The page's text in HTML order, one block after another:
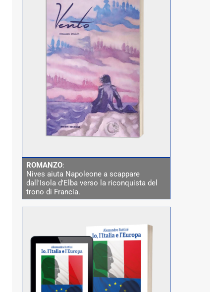
ROMANZO:
Nives aiuta Napoleone a scappare
dall'Isola d'Elba verso la riconquista del
trono di Francia.